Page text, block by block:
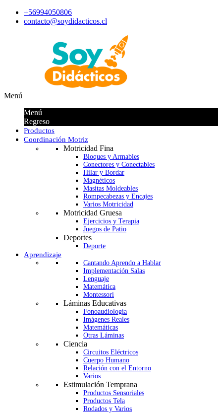
+56994050806
contacto@soydidacticos.cl
Menú
Menú
Regreso
Productos
Coordinación Motriz
Motricidad Fina
Bloques y Armables
Conectores y Conectables
Hilar y Bordar
Magnéticos
Masitas Moldeables
Rompecabezas y Encajes
Varios Motricidad
Motricidad Gruesa
Ejercicios y Terapia
Juegos de Patio
Deportes
Deporte
Aprendizaje
Cantando Aprendo a Hablar
Implementación Salas
Lenguaje
Matemática
Montessori
Láminas Educativas
Fonoaudiología
Imágenes Reales
Matemáticas
Otras Láminas
Ciencia
Circuitos Eléctricos
Cuerpo Humano
Relación con el Entorno
Varios
Estimulación Temprana
Productos Sensoriales
Productos Tela
Rodados y Varios